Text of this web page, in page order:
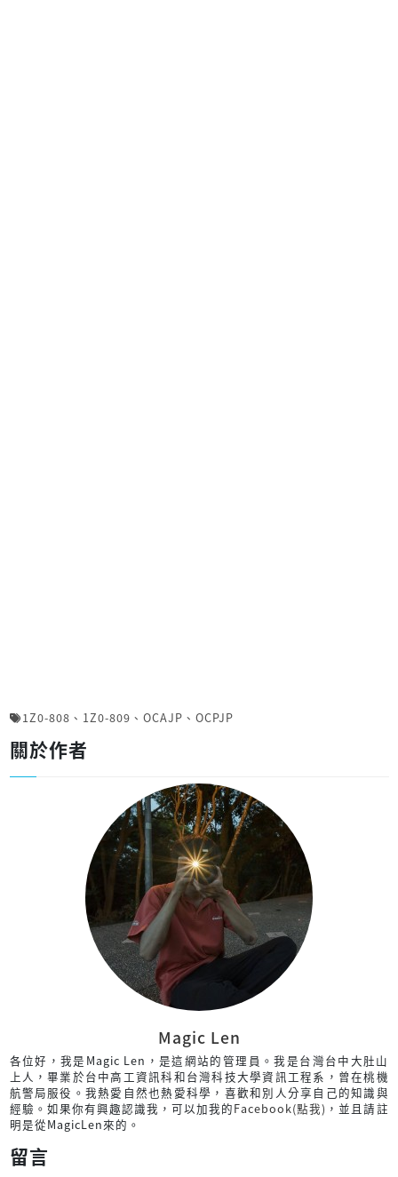
1Z0-808 、 1Z0-809 、 OCAJP 、 OCPJP
關於作者
Magic Len
各位好，我是Magic Len，是這網站的管理員。我是台灣台中大肚山
上人，畢業於台中高工資訊科和台灣科技大學資訊工程系，曾在桃機
航警局服役。我熱愛自然也熱愛科學，喜歡和別人分享自己的知識與
經驗。如果你有興趣認識我，可以加我的Facebook(點我) ，並且請註
明是從MagicLen來的。
留言